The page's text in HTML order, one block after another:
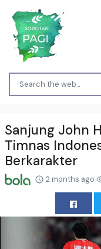
Sanjung John
Timnas
Berkarakter
2 months ago